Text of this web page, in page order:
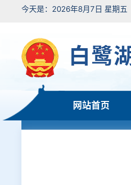
今天是：2026年8月7日 星期五
白鹭
网站首页